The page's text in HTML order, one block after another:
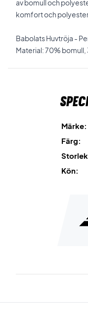
av bomull och
komfort och
Babolats Huvtröja -
Material: 70%
Märke:
Färg:
Kön: